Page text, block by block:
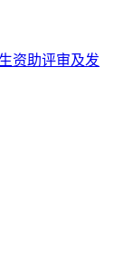
资助评审及发